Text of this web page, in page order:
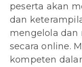
peserta akan
dan
mengelola dan
secara online.
kompeten